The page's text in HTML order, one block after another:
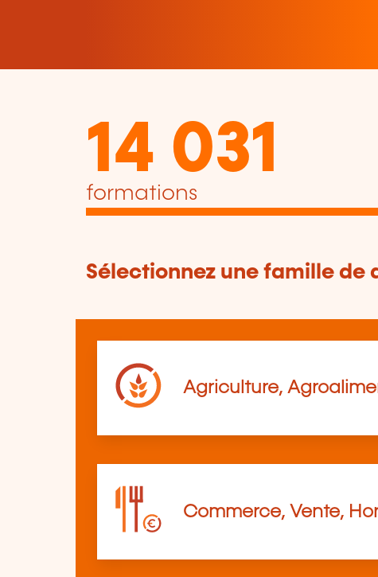
14 031
formations
Sélectionnez une famille de
Agriculture,
Commerce, Vente,